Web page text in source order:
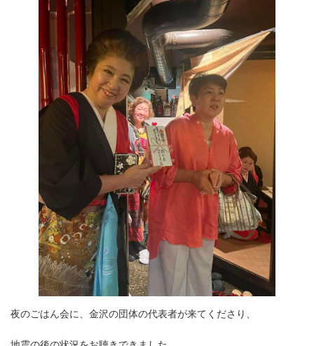
夜のごはん会に、金沢の団体の代表者が来てくださり、